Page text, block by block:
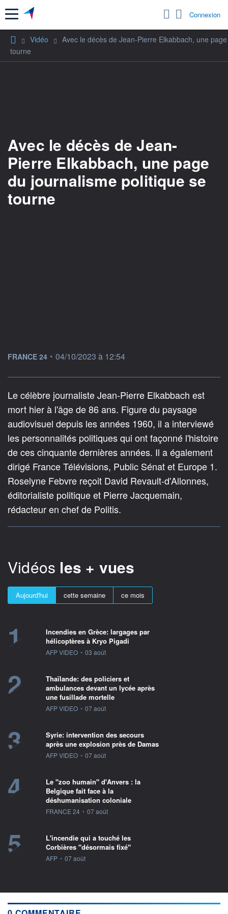
Menu Connexion
Vidéo
Avec le décès de Jean-Pierre Elkabbach, une
tourne
Avec le décès de Jean-
Pierre Elkabbach, une page
du journalisme politique se
tourne
information fournie par
FRANCE 24 • 04/10/2023 à 12:54
Le célèbre journaliste Jean-Pierre Elkabbach est
mort hier à l'âge de 86 ans. Figure du paysage
audiovisuel depuis les années 1960, il a interviewé
les personnalités politiques qui ont façonné l'histoire
de ces cinquante dernières années. Il a également
dirigé France Télévisions, Public Sénat et Europe 1.
Roselyne Febvre reçoit David Revault-d'Allonnes,
éditorialiste politique et Pierre Jacquemain,
rédacteur en chef de Politis.
Vidéos les + vues
Aujourd'hui cette semaine ce mois
1
Incendies en Grèce: largages par
hélicoptères à Kryo Pigadi
information fournie par
AFP VIDEO • 03 août
2
Thaïlande: des policiers et
ambulances devant un lycée après
une fusillade mortelle
information fournie par
AFP VIDEO • 07 août
3
Syrie: intervention des secours
après une explosion près de Damas
information fournie par
AFP VIDEO • 07 août
4
Le "zoo humain" d'Anvers : la
Belgique fait face à la
déshumanisation coloniale
information fournie par
FRANCE 24 • 07 août
5
L'incendie qui a touché les
Corbières "désormais fixé"
information fournie par
AFP • 07 août